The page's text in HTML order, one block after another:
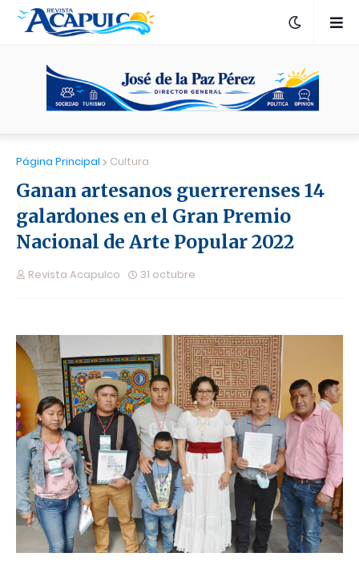
Página Principal Cultura
Ganan artesanos guerrerenses 14
galardones en el Gran Premio
Nacional de Arte Popular 2022
Revista Acapulco 31 octubre